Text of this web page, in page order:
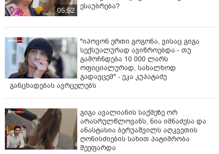
05:52
ესაუბრება?
"იპოვონ ერთი გოგონა, ვისაც გიგა
სექსუალურად ავიწროებდა - თუ
გამოჩნდება 10 000 ლარს
ოფიციალურად, სახალხოდ
გადავცემ" - ეკა კუპატაძე
განცხადებას ავრცელებს
გიგა ავალიანის საქმეზე ორ
არასრულწლოვანს, ნია იმნაძესა და
ანასტასია ბერუაშვილს აღკვეთის
ღონისძიების სახით პატიმრობა
შეეფარდა